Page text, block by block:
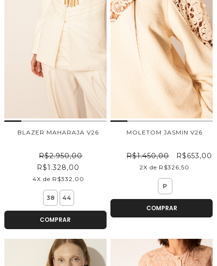
BLAZER MAHARAJA V26
R$2.950,00
R$1.328,00
4X de R$332,00
38 44
COMPRAR
MOLETOM JASMIN V26
R$1.450,00 R$653,00
2X de R$326,50
P
COMPRAR